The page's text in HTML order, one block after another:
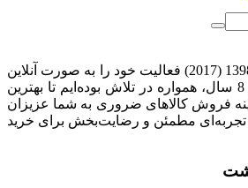
فروشگاه آلینجا از سال 1398 (2017) فعالیت خود را به صورت آنلاین
آغاز کرده و در طول این 8 سال، همواره در تلاش بوده‌ایم تا بهترین
فروش کالاهای ضروری به شما عزیزان
تجربه‌ای مطمئن و رضایت‌بخش برای خرید